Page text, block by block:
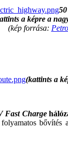
a képre a
(kép forrása:
(kattints a
Fast Charge